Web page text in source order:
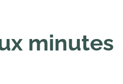
minutes